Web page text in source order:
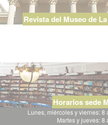
Revista del Museo de
Horarios sede
Lunes, miércoles y viernes: 8
Martes y jueves: 8